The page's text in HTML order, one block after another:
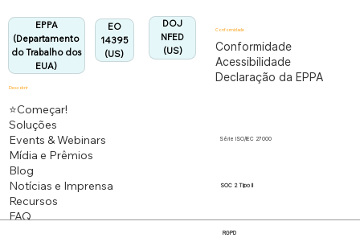
EO
14395
(US)
EPPA
(Departamento
do Trabalho dos
EUA)
DOJ
NFED
(US)
Descobrir
⭐Começar!
Soluções
Events & Webinars
Mídia e Prêmios
Blog
Notícias e Imprensa
Recursos
FAQ
Conformidade
Conformidade
Acessibilidade
Declaração da EPPA
Série ISO/IEC 27000
SOC 2 Tipo II
RGPD